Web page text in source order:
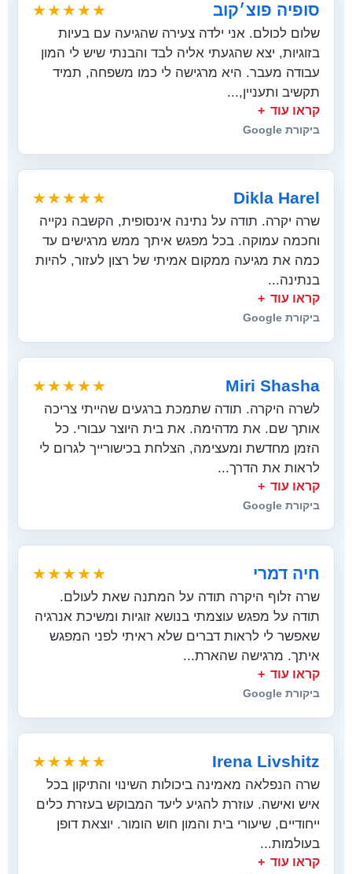
סופיה פוצ׳קוב ★★★★★
שלום לכולם. אני ילדה צעירה שהגיעה עם בעיות
בזוגיות, יצא שהגעתי אליה לבד והבנתי שיש לי המון
עבודה מעבר. היא מרגישה לי כמו משפחה, תמיד
תקשיב ותעניין,...
קראו עוד
ביקורת Google
Dikla Harel
★★★★★
שרה יקרה. תודה על נתינה אינסופית, הקשבה נקייה
וחכמה עמוקה. בכל מפגש איתך ממש מרגישים עד
כמה את מגיעה ממקום אמיתי של רצון לעזור, להיות
בנתינה...
קראו עוד
ביקורת Google
Miri Shasha
★★★★★
לשרה היקרה. תודה שתמכת ברגעים שהייתי צריכה
אותך שם. את מדהימה. את בית היוצר עבורי. כל
הזמן מחדשת ומעצימה, הצלחת בכישורייך לגרום לי
לראות את הדרך...
קראו עוד
ביקורת Google
חיה דמרי ★★★★★
שרה זלוף היקרה תודה על המתנה שאת לעולם.
תודה על מפגש עוצמתי בנושא זוגיות ומשיכת אנרגיה
שאפשר לי לראות דברים שלא ראיתי לפני המפגש
איתך. מרגישה שהארת...
קראו עוד
ביקורת Google
Irena Livshitz
★★★★★
שרה הנפלאה מאמינה ביכולות השינוי והתיקון בכל
איש ואישה. עוזרת להגיע ליעד המבוקש בעזרת כלים
ייחודיים, שיעורי בית והמון חוש הומור. יוצאת דופן
בעולמות...
קראו עוד